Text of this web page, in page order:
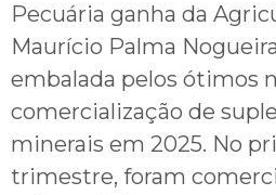
Pecuária ganha da
Maurício Palma
embalada pelos ótimos
comercialização de
minerais em 2025. No
trimestre, foram